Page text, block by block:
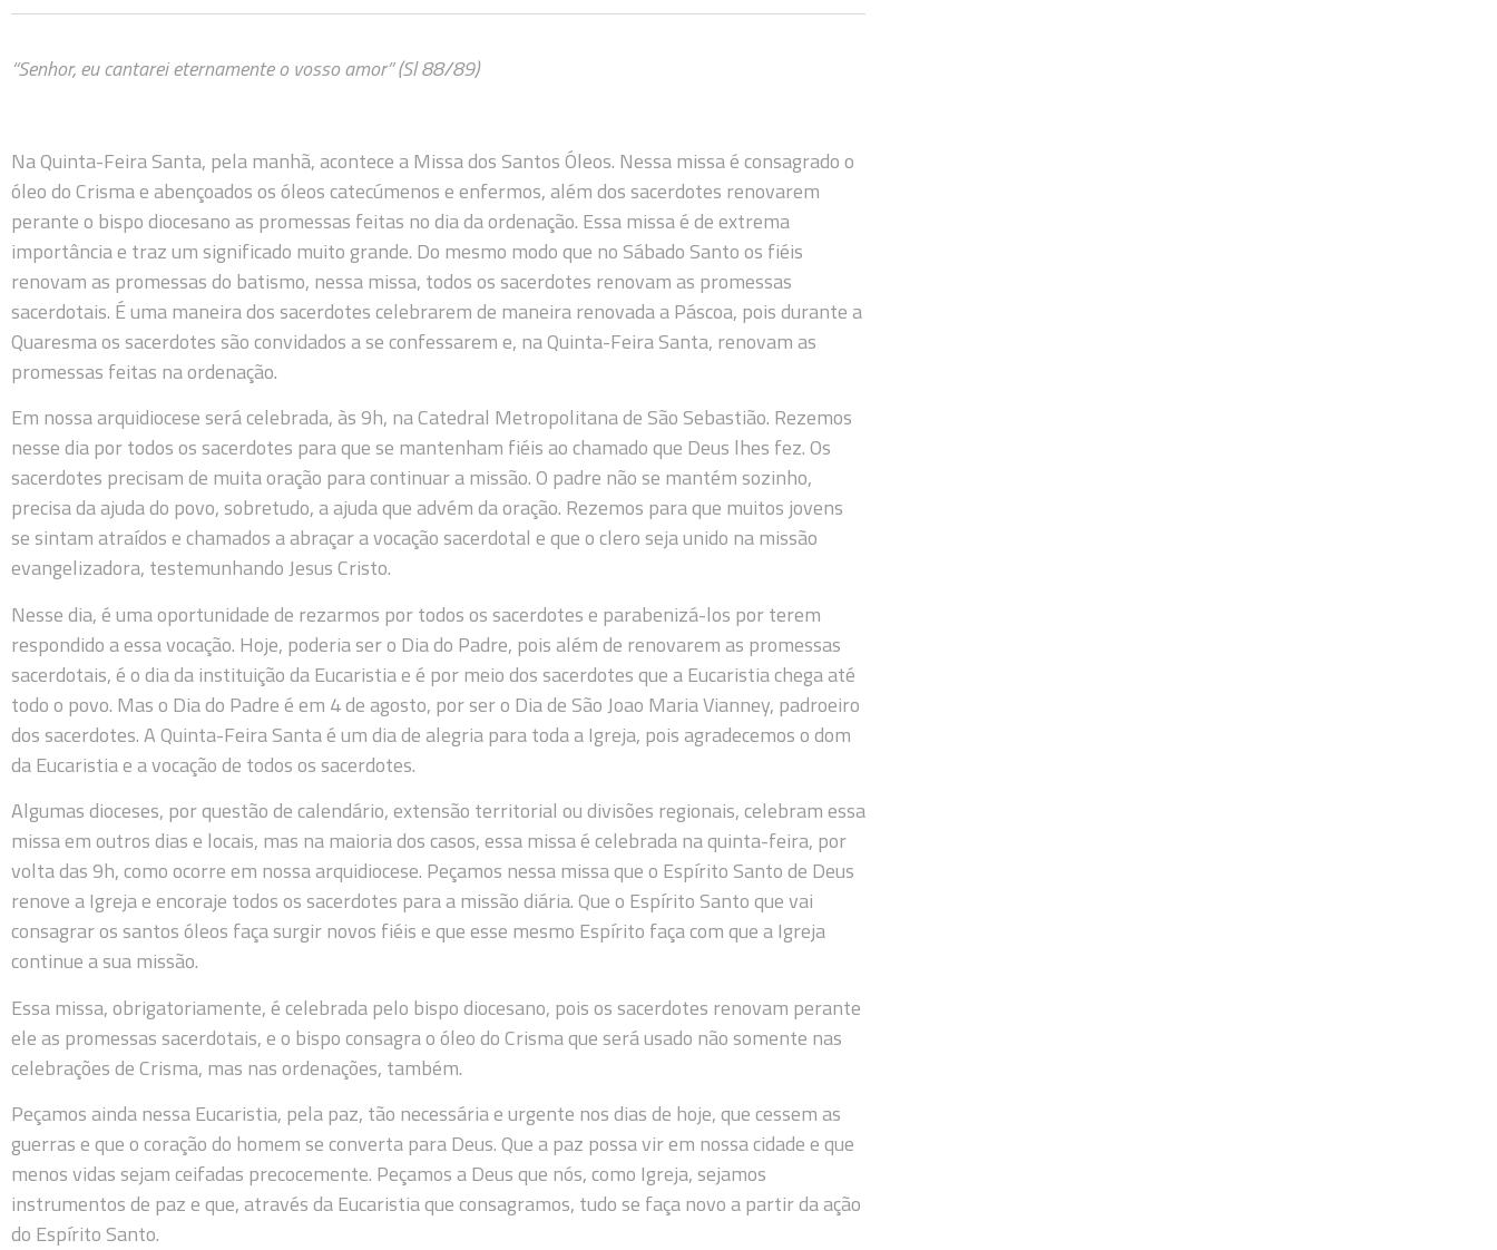
“Senhor, eu cantarei eternamente o vosso amor” (Sl 88/89)
Na Quinta-Feira Santa, pela manhã, acontece a Missa dos Santos Óleos. Nessa missa é consagrado o
óleo do Crisma e abençoados os óleos catecúmenos e enfermos, além dos sacerdotes renovarem
perante o bispo diocesano as promessas feitas no dia da ordenação. Essa missa é de extrema
importância e traz um significado muito grande. Do mesmo modo que no Sábado Santo os fiéis
renovam as promessas do batismo, nessa missa, todos os sacerdotes renovam as promessas
sacerdotais. É uma maneira dos sacerdotes celebrarem de maneira renovada a Páscoa, pois durante a
Quaresma os sacerdotes são convidados a se confessarem e, na Quinta-Feira Santa, renovam as
promessas feitas na ordenação.
Em nossa arquidiocese será celebrada, às 9h, na Catedral Metropolitana de São Sebastião. Rezemos
nesse dia por todos os sacerdotes para que se mantenham fiéis ao chamado que Deus lhes fez. Os
sacerdotes precisam de muita oração para continuar a missão. O padre não se mantém sozinho,
precisa da ajuda do povo, sobretudo, a ajuda que advém da oração. Rezemos para que muitos jovens
se sintam atraídos e chamados a abraçar a vocação sacerdotal e que o clero seja unido na missão
evangelizadora, testemunhando Jesus Cristo.
Nesse dia, é uma oportunidade de rezarmos por todos os sacerdotes e parabenizá-los por terem
respondido a essa vocação. Hoje, poderia ser o Dia do Padre, pois além de renovarem as promessas
sacerdotais, é o dia da instituição da Eucaristia e é por meio dos sacerdotes que a Eucaristia chega até
todo o povo. Mas o Dia do Padre é em 4 de agosto, por ser o Dia de São Joao Maria Vianney, padroeiro
dos sacerdotes. A Quinta-Feira Santa é um dia de alegria para toda a Igreja, pois agradecemos o dom
da Eucaristia e a vocação de todos os sacerdotes.
Algumas dioceses, por questão de calendário, extensão territorial ou divisões regionais, celebram essa
missa em outros dias e locais, mas na maioria dos casos, essa missa é celebrada na quinta-feira, por
volta das 9h, como ocorre em nossa arquidiocese. Peçamos nessa missa que o Espírito Santo de Deus
renove a Igreja e encoraje todos os sacerdotes para a missão diária. Que o Espírito Santo que vai
consagrar os santos óleos faça surgir novos fiéis e que esse mesmo Espírito faça com que a Igreja
continue a sua missão.
Essa missa, obrigatoriamente, é celebrada pelo bispo diocesano, pois os sacerdotes renovam perante
ele as promessas sacerdotais, e o bispo consagra o óleo do Crisma que será usado não somente nas
celebrações de Crisma, mas nas ordenações, também.
Peçamos ainda nessa Eucaristia, pela paz, tão necessária e urgente nos dias de hoje, que cessem as
guerras e que o coração do homem se converta para Deus. Que a paz possa vir em nossa cidade e que
menos vidas sejam ceifadas precocemente. Peçamos a Deus que nós, como Igreja, sejamos
instrumentos de paz e que, através da Eucaristia que consagramos, tudo se faça novo a partir da ação
do Espírito Santo.